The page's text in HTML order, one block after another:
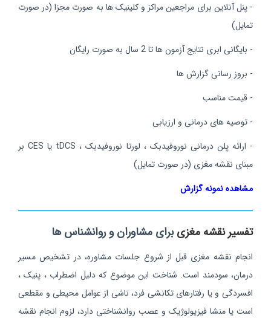
- پنل آنلاین برای مراجعین مراکز و کلینیک ها به صورت مجزا (در صورت
تمایل)
- بایگانی ابری نتایج آزمون ها تا 2 سال به صورت رایگان
- بروز رسانی گزارش ها
- قیمت مناسب
- توصیه های درمانی و ارزیابی
- ارائه پلن درمانی نوروفیدبک ، لورتا نوروفیدبک ، tDCS یا CES بر
مبنای نقشه مغزی (در صورت تمایل)
مشاهده نمونه گزارش
تفسیر نقشه مغزیبرای مشاوران و روانشناس ها
انجام نقشه مغزی قبل از شروع جلسات مشاوره، در تشخیص مسیر
درمان، سودمند است. شناخت این موضوع که دلیل اضطراب ، پنیک ،
افسردگی و یا رفتارهای تکانشی فرد، ناشی از عوامل محیطی و مقطعی
است یا منشا فیزیولوژیک و عصب روانشناختی دارد، لزوم انجام نقشه